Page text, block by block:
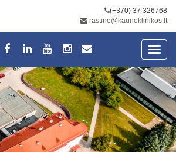
(+370) 37 326768
rastine@kaunoklinikos.lt